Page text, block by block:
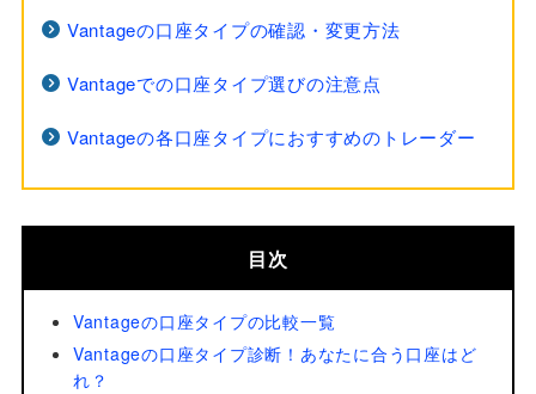
Vantageの口座タイプの確認・変更方法
Vantageでの口座タイプ選びの注意点
Vantageの各口座タイプにおすすめのトレーダー
目次
Vantageの口座タイプの比較一覧
Vantageの口座タイプ診断！あなたに合う口座はど
れ？